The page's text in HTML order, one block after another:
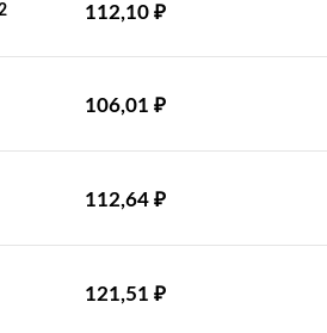
112,10 ₽
106,01 ₽
112,64 ₽
121,51 ₽